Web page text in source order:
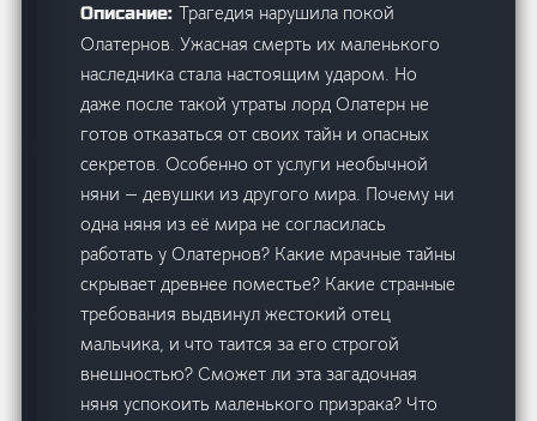
Описание:Трагедия нарушила покой
Олатернов. Ужасная смерть их маленького
наследника стала настоящим ударом. Но
даже после такой утраты лорд Олатерн не
готов отказаться от своих тайн и опасных
секретов. Особенно от услуги необычной
няни — девушки из другого мира. Почему ни
одна няня из её мира не согласилась
работать у Олатернов? Какие мрачные тайны
скрывает древнее поместье? Какие странные
требования выдвинул жестокий отец
мальчика, и что таится за его строгой
внешностью? Сможет ли эта загадочная
няня успокоить маленького призрака? Что